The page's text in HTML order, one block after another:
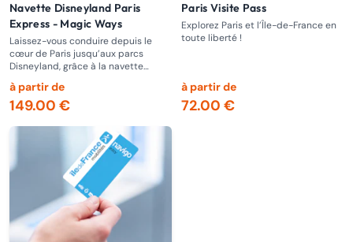
Navette Disneyland Paris
Express - Magic Ways
Laissez-vous conduire depuis le
cœur de Paris jusqu’aux parcs
Disneyland, grâce à la navette
à partir de
149.00 €
Paris Visite Pass
Explorez Paris et l’Île-de-France en
toute liberté !
à partir de
72.00 €